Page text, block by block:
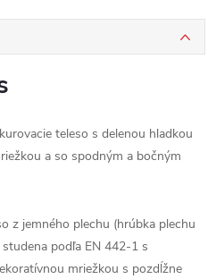
teleso s delenou hladkou
a so spodným a bočným
z jemného plechu (hrúbka plechu
podľa EN 442-1 s
mriežkou s pozdĺžne